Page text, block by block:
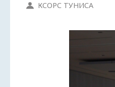
КСОРС ТУНИСА
Галерея